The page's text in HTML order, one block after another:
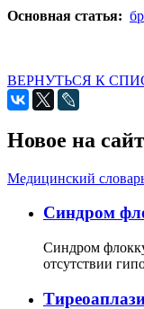
Основная статья:
ВЕРНУТЬСЯ К
Новое на
Медицинский
Cиндром
Синдром
отсутствии